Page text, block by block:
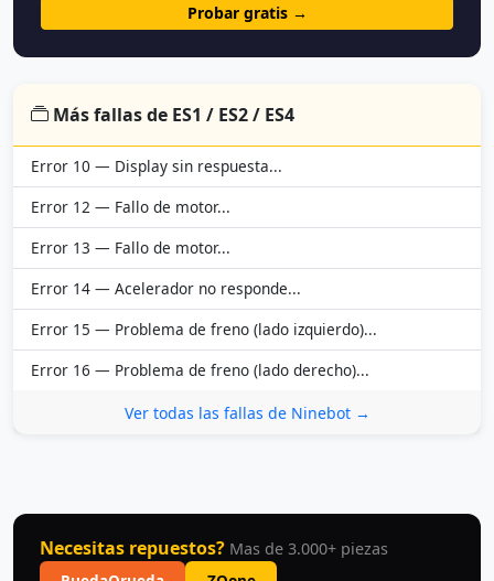
Probar gratis →
Más fallas de ES1 / ES2 / ES4
Error 10 — Display sin respuesta...
Error 12 — Fallo de motor...
Error 13 — Fallo de motor...
Error 14 — Acelerador no responde...
Error 15 — Problema de freno (lado izquierdo)...
Error 16 — Problema de freno (lado derecho)...
Ver todas las fallas de Ninebot →
Necesitas repuestos? Mas de 3.000+ piezas